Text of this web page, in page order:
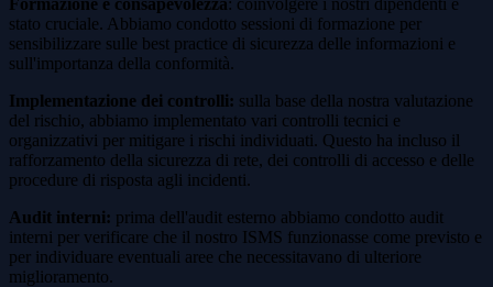
stato cruciale. Abbiamo condotto sessioni di formazione per
sensibilizzare sulle best practice di sicurezza delle informazioni e
sull'importanza della conformità.
Implementazione dei controlli: sulla base della nostra valutazione
del rischio, abbiamo implementato vari controlli tecnici e
organizzativi per mitigare i rischi individuati. Questo ha incluso il
rafforzamento della sicurezza di rete, dei controlli di accesso e delle
procedure di risposta agli incidenti.
Audit interni: prima dell'audit esterno abbiamo condotto audit
interni per verificare che il nostro ISMS funzionasse come previsto e
per individuare eventuali aree che necessitavano di ulteriore
miglioramento.